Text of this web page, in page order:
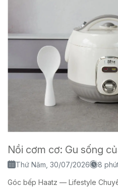
Nồi cơm cơ: Gu sống
Thứ Năm, 30/07/2026 8
Góc bếp Haatz — Lifestyle